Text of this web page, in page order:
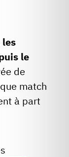
les
le
de
match
à part